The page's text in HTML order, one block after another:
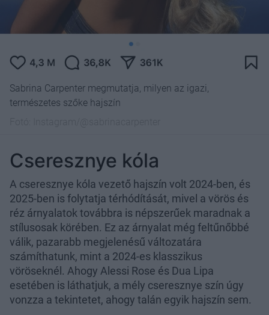
Sabrina Carpenter megmutatja, milyen az igazi,
természetes szőke hajszín
Cseresznye kóla
A cseresznye kóla vezető hajszín volt 2024-ben, és
2025-ben is folytatja térhódítását, mivel a vörös és
réz árnyalatok továbbra is népszerűek maradnak a
stílusosak körében. Ez az árnyalat még feltűnőbbé
válik, pazarabb megjelenésű változatára
számíthatunk, mint a 2024-es klasszikus
vöröseknél. Ahogy Alessi Rose és Dua Lipa
esetében is láthatjuk, a mély cseresznye szín úgy
vonzza a tekintetet, ahogy talán egyik hajszín sem.